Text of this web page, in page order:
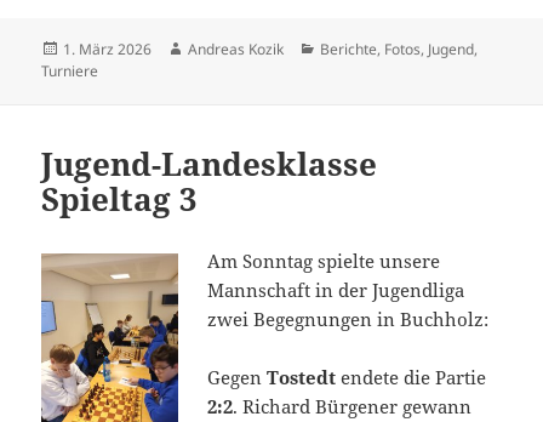
Veröffentlicht
am
1. März 2026 Autor
Andreas Kozik Kategorien
Berichte, Fotos, Jugend,
Turniere
Jugend-Landesklasse
Spieltag 3
Am Sonntag spielte unsere
Mannschaft in der Jugendliga
zwei Begegnungen in Buchholz:
GegenTostedt endete die Partie
2:2. Richard Bürgener gewann